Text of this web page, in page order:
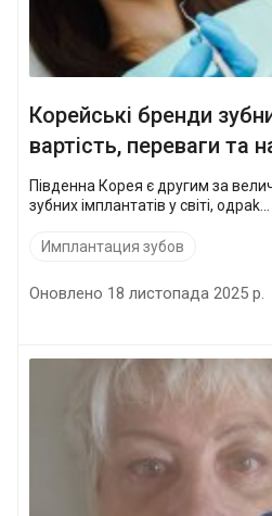
Корейські бренди
вартість, переваги та
Південна Корея є другим за
зубних імплантатів у світі, одраk...
Имплантация зубов
Оновлено 18 листопада 2025 р.